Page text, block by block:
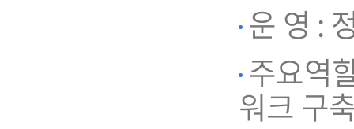
운 영 :
주요역
워크 구